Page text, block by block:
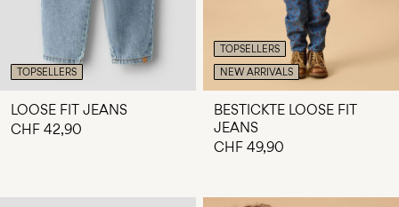
TOPSELLERS
LOOSE FIT JEANS
CHF 42,90
TOPSELLERS
NEW ARRIVALS
BESTICKTE LOOSE FIT
JEANS
CHF 49,90